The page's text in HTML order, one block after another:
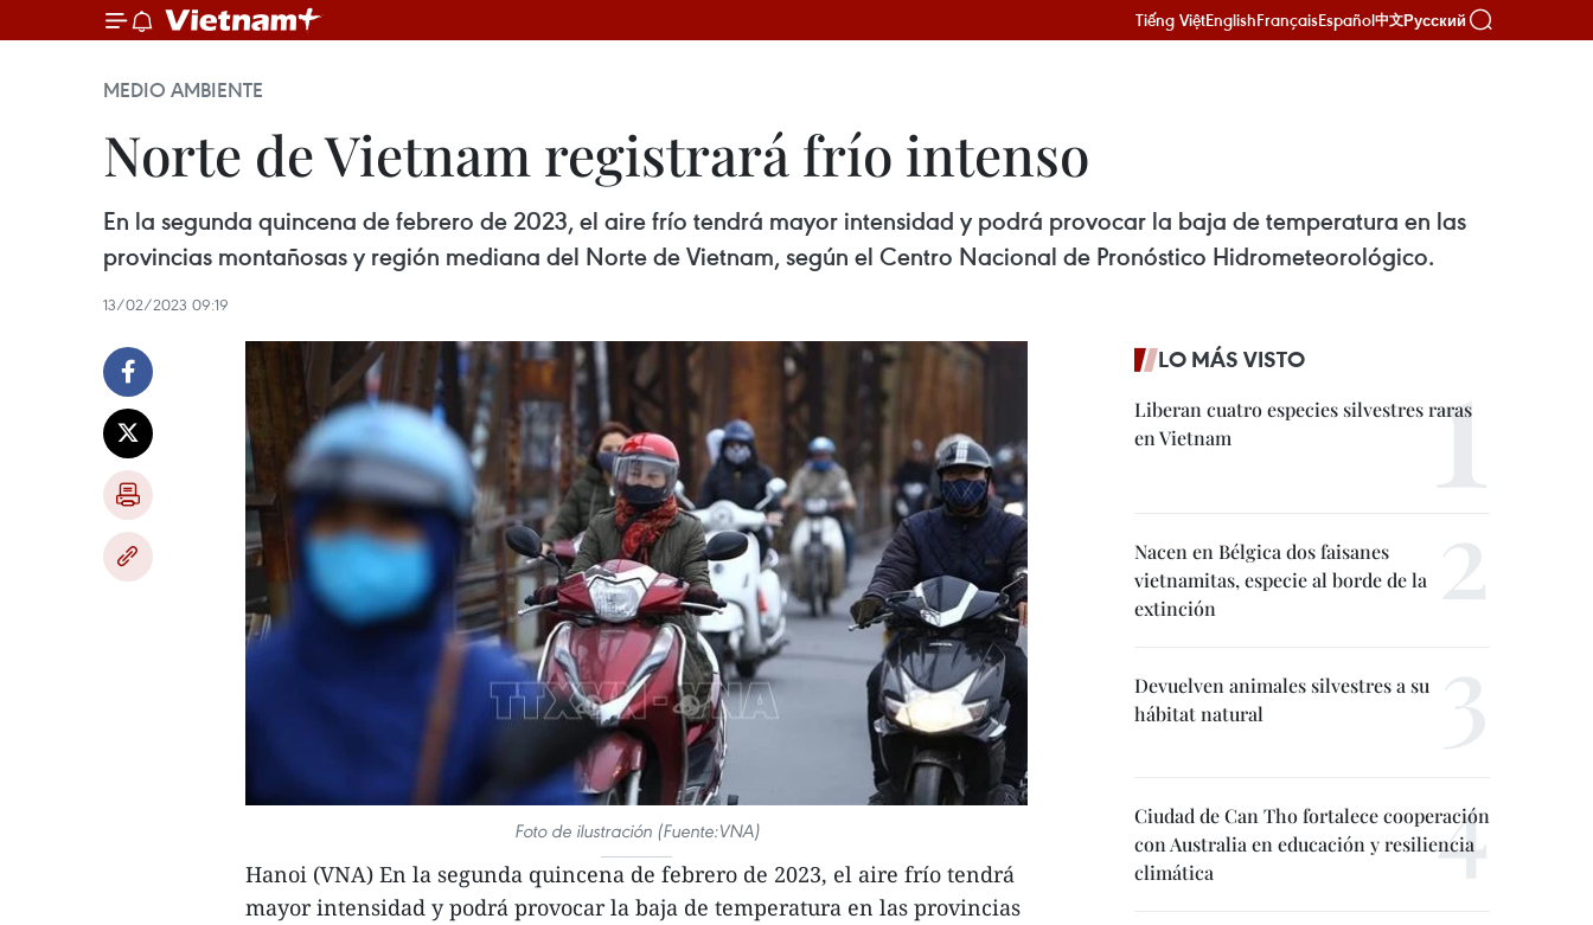
Tiếng ViệtEnglishFrançaisEspañol中文Русский
MEDIO AMBIENTE
Norte de Vietnam registrará frío intenso
En la segunda quincena de febrero de 2023, el aire frío tendrá mayor intensidad y podrá provocar la baja de temperatura en las
provincias montañosas y región mediana del Norte de Vietnam, según el Centro Nacional de Pronóstico Hidrometeorológico.
13/02/2023 09:19
Foto de ilustración (Fuente:VNA)
Hanoi (VNA) En la segunda quincena de febrero de 2023, el aire frío tendrá
mayor intensidad y podrá provocar la baja de temperatura en las provincias
LO MÁS VISTO
Liberan cuatro especies silvestres raras
en Vietnam
Nacen en Bélgica dos faisanes
vietnamitas, especie al borde de la
extinción
Devuelven animales silvestres a su
hábitat natural
Ciudad de Can Tho fortalece cooperación
con Australia en educación y resiliencia
climática